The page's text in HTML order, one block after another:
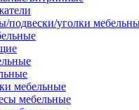
подвески/уголки
мебельные
мебельные